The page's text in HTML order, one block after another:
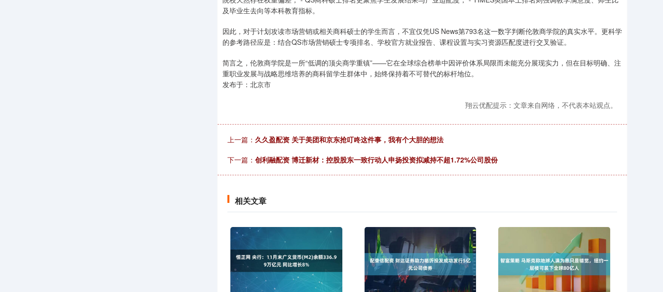
及毕业生去向等本科教育指标。
因此，对于计划攻读市场营销或相关商科硕士的学生而言，不宜仅凭US News第793名这一数字判断伦敦商学院的真实水平。更科学
的参考路径应是：结合QS市场营销硕士专项排名、学校官方就业报告、课程设置与实习资源匹配度进行交叉验证。
简言之，伦敦商学院是一所“低调的顶尖商学重镇”——它在全球综合榜单中因评价体系局限而未能充分展现实力，但在目标明确、注
重职业发展与战略思维培养的商科留学生群体中，始终保持着不可替代的标杆地位。
发布于：北京市
翔云优配提示：文章来自网络，不代表本站观点。
上一篇： 久久盈配资 关于美团和京东抢叮咚这件事，我有个大胆的想法
下一篇： 创利融配资 博迁新材：控股股东一致行动人申扬投资拟减持不超1.72%公司股份
相关文章